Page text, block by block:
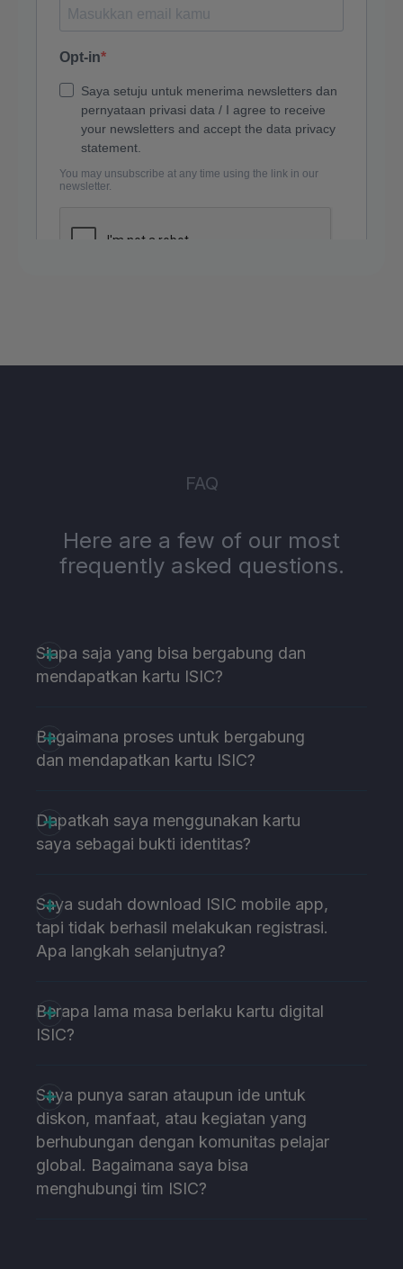
FAQ
Here are a few of our most
frequently asked questions.
Siapa saja yang bisa bergabung dan
mendapatkan kartu ISIC?
Bagaimana proses untuk bergabung
dan mendapatkan kartu ISIC?
Dapatkah saya menggunakan kartu
saya sebagai bukti identitas?
Saya sudah download ISIC mobile app,
tapi tidak berhasil melakukan registrasi.
Apa langkah selanjutnya?
Berapa lama masa berlaku kartu digital
ISIC?
Saya punya saran ataupun ide untuk
diskon, manfaat, atau kegiatan yang
berhubungan dengan komunitas pelajar
global. Bagaimana saya bisa
menghubungi tim ISIC?